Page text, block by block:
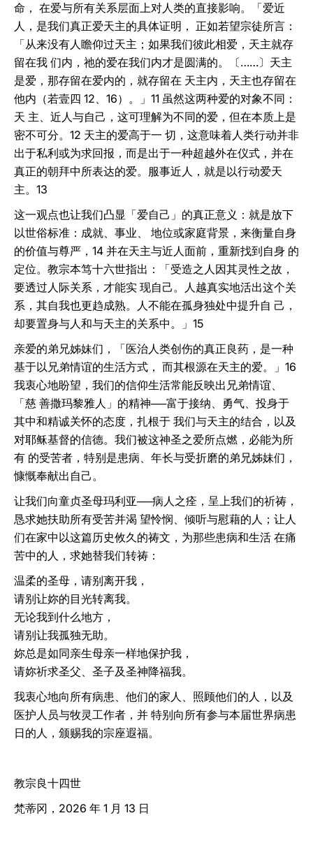
命， 在爱与所有关系层面上对人类的直接影响。「爱近
人，是我们真正爱天主的具体证明， 正如若望宗徒所言：
「从来没有人瞻仰过天主；如果我们彼此相爱，天主就存
留在我 们内，祂的爱在我们内才是圆满的。〔……〕天主
是爱，那存留在爱内的，就存留在 天主内，天主也存留在
他内（若壹四 12、16）。」11 虽然这两种爱的对象不同：
天 主、近人与自己，这可理解为不同的爱，但在本质上是
密不可分。12 天主的爱高于一 切，这意味着人类行动并非
出于私利或为求回报，而是出于一种超越外在仪式，并在
真正的朝拜中所表达的爱。服事近人，就是以行动爱天
主。13
这一观点也让我们凸显「爱自己」的真正意义：就是放下
以世俗标准：成就、事业、 地位或家庭背景，来衡量自身
的价值与尊严，14 并在天主与近人面前，重新找到自身 的
定位。教宗本笃十六世指出：「受造之人因其灵性之故，
要透过人际关系，才能实 现自己。人越真实地活出这个关
系，其自我也更趋成熟。人不能在孤身独处中提升自 己，
却要置身与人和与天主的关系中。」15
亲爱的弟兄姊妹们，「医治人类创伤的真正良药，是一种
基于以兄弟情谊的生活方式， 而其根源在天主的爱。」16
我衷心地盼望，我们的信仰生活常能反映出兄弟情谊、
「慈 善撒玛黎雅人」的精神──富于接纳、勇气、投身于
其中和精诚关怀的态度，扎根于 我们与天主的结合，以及
对耶稣基督的信德。我们被这神圣之爱所点燃，必能为所
有 的受苦者，特别是患病、年长与受折磨的弟兄姊妹们，
慷慨奉献出自己。
让我们向童贞圣母玛利亚──病人之痊，呈上我们的祈祷，
恳求她扶助所有受苦并渴 望怜悯、倾听与慰藉的人；让人
们在家中以这篇历史攸久的祷文，为那些患病和生活 在痛
苦中的人，求她替我们转祷：
温柔的圣母，请别离开我，
请别让妳的目光转离我。
无论我到什么地方，
请别让我孤独无助。
妳总是如同亲生母亲一样地保护我，
请妳祈求圣父、圣子及圣神降福我。
我衷心地向所有病患、他们的家人、照顾他们的人，以及
医护人员与牧灵工作者，并 特别向所有参与本届世界病患
日的人，颁赐我的宗座遐福。
教宗良十四世
梵蒂冈，2026 年 1 月 13 日